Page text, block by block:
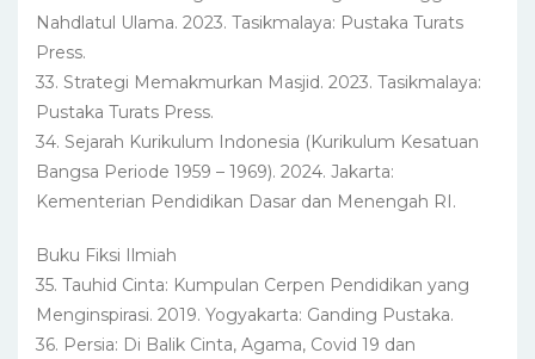
Nahdlatul Ulama. 2023. Tasikmalaya: Pustaka Turats
Press.
33. Strategi Memakmurkan Masjid. 2023. Tasikmalaya:
Pustaka Turats Press.
34. Sejarah Kurikulum Indonesia (Kurikulum Kesatuan
Bangsa Periode 1959 – 1969). 2024. Jakarta:
Kementerian Pendidikan Dasar dan Menengah RI.
Buku Fiksi Ilmiah
35. Tauhid Cinta: Kumpulan Cerpen Pendidikan yang
Menginspirasi. 2019. Yogyakarta: Ganding Pustaka.
36. Persia: Di Balik Cinta, Agama, Covid 19 dan